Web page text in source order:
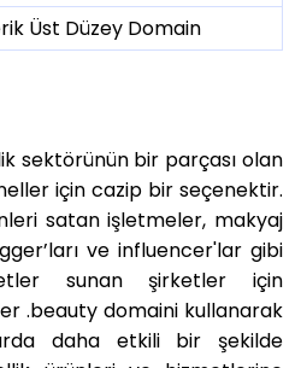
Üst Düzey Domain
sektörünün bir parçası olan
için cazip bir seçenektir.
satan işletmeler, makyaj
ve influencer'lar gibi
sunan şirketler için
.beauty domaini kullanarak
daha etkili bir şekilde